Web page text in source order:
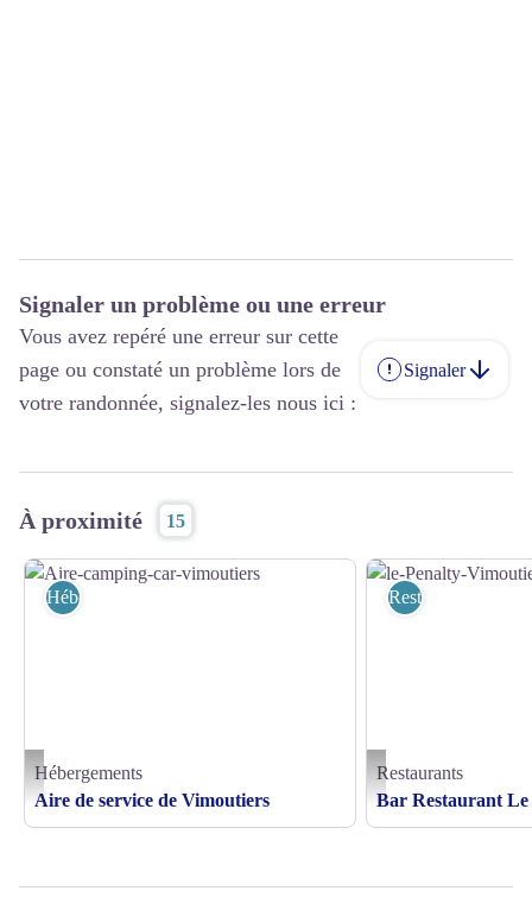
Signaler un problème ou une erreur
Vous avez repéré une erreur sur cette
page ou constaté un problème lors de
votre randonnée, signalez-les nous ici :
Signaler
À proximité 15
Aire-camping-car-vimoutiers - © OT PAYS DE CAMEMBERT
Hébergements
Hébergements
Aire de service de Vimoutiers
le-Penalty-Vimoutiers -
Restaurants
Restaurants
Bar Restaurant Le